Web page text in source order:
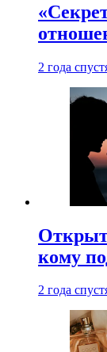
2 года
кому
2 года